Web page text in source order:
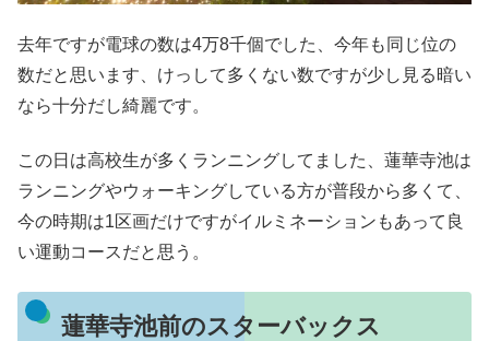
去年ですが電球の数は4万8千個でした、今年も同じ位の
数だと思います、けっして多くない数ですが少し見る暗い
なら十分だし綺麗です。
この日は高校生が多くランニングしてました、蓮華寺池は
ランニングやウォーキングしている方が普段から多くて、
今の時期は1区画だけですがイルミネーションもあって良
い運動コースだと思う。
蓮華寺池前のスターバックス